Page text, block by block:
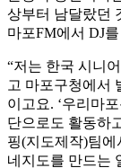
상부터 남달랐던
마포FM에서 DJ
“저는 한국 시니
고 마포구청에서
이고요. ‘우리마
단으로도 활동하
핑(지도제작)팀
네지도를 만드는